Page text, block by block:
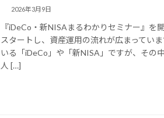
2026年3月9日
『iDeCo・新NISAまるわかりセミナー』を
スタートし、資産運用の流れが広まってい
いる「iDeCo」や「新NISA」ですが、その
人 […]